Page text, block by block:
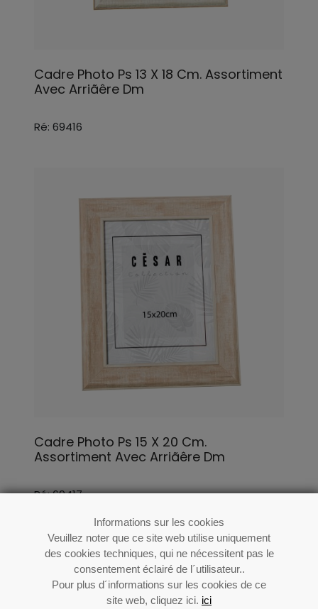
Informations sur les cookies
Veuillez noter que ce site web utilise uniquement
des cookies techniques, qui ne nécessitent pas le
consentement éclairé de l´utilisateur..
Pour plus d´informations sur les cookies de ce
site web, cliquez ici. ici
Cadre Photo Ps 13 X 18 Cm. Assortiment
Avec Arriãêre Dm
Ré: 69416
Cadre Photo Ps 15 X 20 Cm.
Assortiment Avec Arriãêre Dm
Ré: 69417